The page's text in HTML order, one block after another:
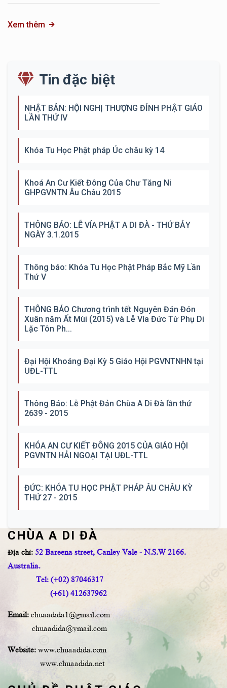
Xem thêm
Tin đặc biệt
NHẬT BẢN: HỘI NGHỊ THƯỢNG ĐỈNH PHẬT GIÁO
LẦN THỨ IV
Khóa Tu Học Phật pháp Úc châu kỳ 14
Khoá An Cư Kiết Đông Của Chư Tăng Ni
GHPGVNTN Âu Châu 2015
THÔNG BÁO: LỄ VÍA PHẬT A DI ĐÀ - THỨ BẢY
NGÀY 3.1.2015
Thông báo: Khóa Tu Học Phật Pháp Bắc Mỹ Lần
Thứ V
THÔNG BÁO Chương trình tết Nguyên Đán Đón
Xuân năm Ất Mùi (2015) và Lễ Vía Đức Từ Phụ Di
Lặc Tôn Ph...
Đại Hội Khoáng Đại Kỳ 5 Giáo Hội PGVNTNHN tại
UĐL-TTL
Thông Báo: Lễ Phật Đản Chùa A Di Đà lần thứ
2639 - 2015
KHÓA AN CƯ KIẾT ĐÔNG 2015 CỦA GIÁO HỘI
PGVNTN HẢI NGOẠI TẠI UĐL-TTL
ĐỨC: KHÓA TU HỌC PHẬT PHÁP ÂU CHÂU KỲ
THỨ 27 - 2015
CHÙA A DI ĐÀ
Địa chỉ: 52 Bareena street, Canley Vale - N.S.W 2166.
Australia.
Tel: (+02) 87046317
(+61) 412637962
Email: chuaadida1@gmail.com
chuaadida@ymail.com
Website: www.chuaadida.com
www.chuaadida.net